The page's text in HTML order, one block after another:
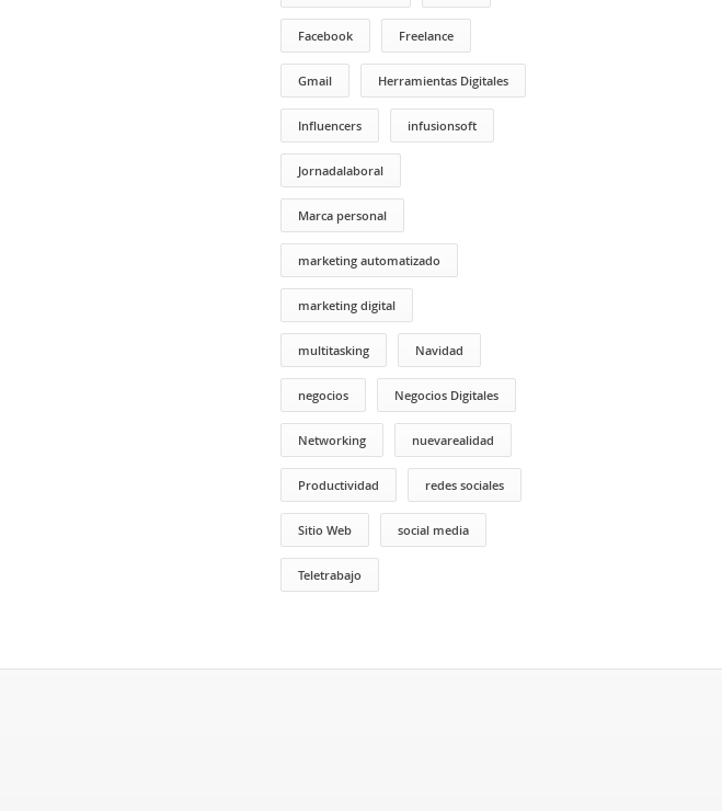
Facebook Freelance
Gmail Herramientas Digitales
Influencers infusionsoft
Jornadalaboral
Marca personal
marketing automatizado
marketing digital
multitasking Navidad
negocios Negocios Digitales
Networking nuevarealidad
Productividad redes sociales
Sitio Web social media
Teletrabajo